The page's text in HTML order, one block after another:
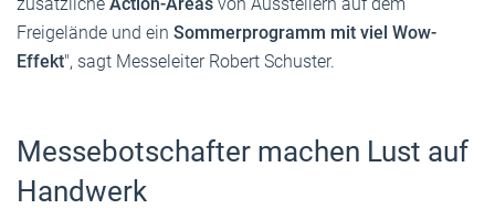
Freigelände und ein Sommerprogramm mit viel Wow-
Effekt", sagt Messeleiter Robert Schuster.
Messebotschafter machen Lust auf
Handwerk